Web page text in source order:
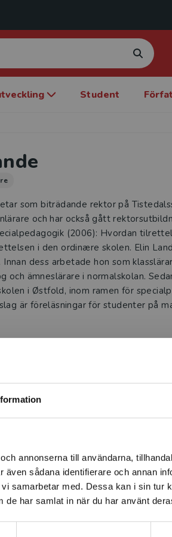
annonserna till användarna,
sådana identifierare och annan
samarbetar med. Dessa kan i sin tur
de har samlat in när du har använt
studentlitteratur.se via en
inte leveranser utanför
ett köp måste
Läs mer
Student
som biträdande rektor på
och har också gått
(2006): Hvordan
i den ordinære skolen. Elin
dess arbetade hon som
och ämneslärare i normalskolan.
i Østfold, inom ramen för
är föreläsningar för studenter på